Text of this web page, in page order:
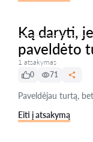
Ką daryti,
paveldėto
1 atsakymas
0
71
Paveldėjau turtą,
Eiti į atsakymą